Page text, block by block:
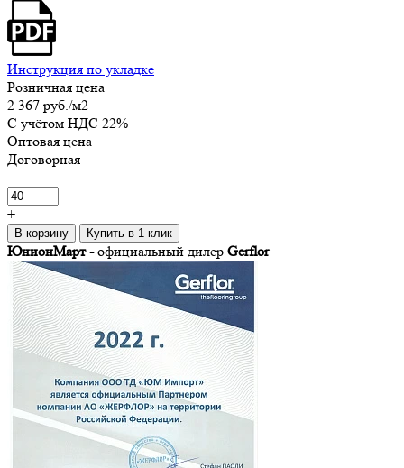
Инструкция по укладке
Розничная цена
2 367 руб./м2
C учётом НДС 22%
Оптовая цена
Договорная
-
+
В корзину Купить в 1 клик
ЮнионМарт -официальный дилер Gerflor